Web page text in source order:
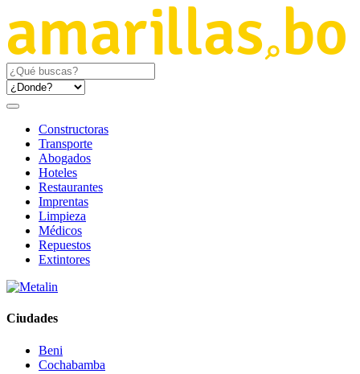
Constructoras
Transporte
Abogados
Hoteles
Restaurantes
Imprentas
Limpieza
Médicos
Repuestos
Extintores
Ciudades
Beni
Cochabamba